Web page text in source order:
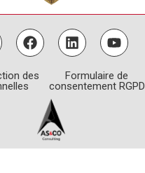
des
Formulaire de
consentement RGPD